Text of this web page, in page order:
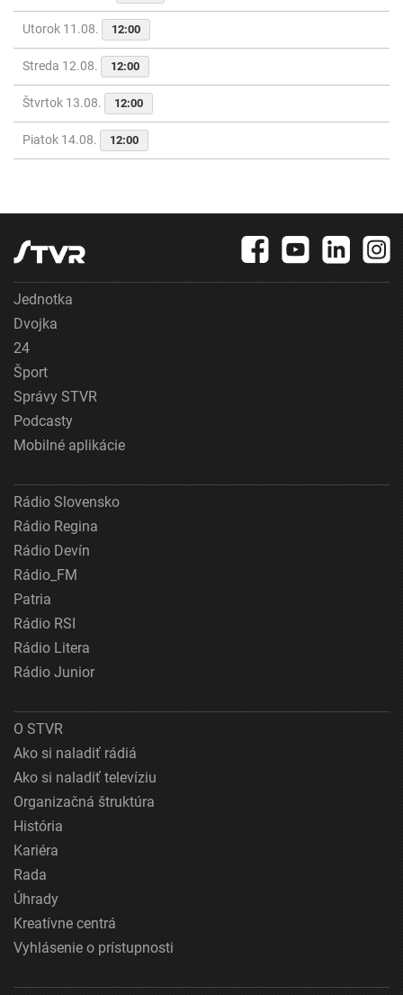
Utorok 11.08. 12:00
Streda 12.08. 12:00
Štvrtok 13.08. 12:00
Piatok 14.08. 12:00
Jednotka
Dvojka
24
Šport
Správy STVR
Podcasty
Mobilné aplikácie
Rádio Slovensko
Rádio Regina
Rádio Devín
Rádio_FM
Patria
Rádio RSI
Rádio Litera
Rádio Junior
O STVR
Ako si naladiť rádiá
Ako si naladiť televíziu
Organizačná štruktúra
História
Kariéra
Rada
Úhrady
Kreatívne centrá
Vyhlásenie o prístupnosti